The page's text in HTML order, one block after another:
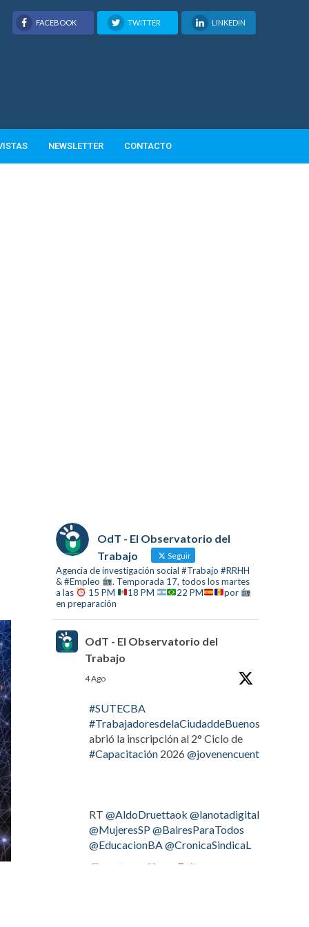
FACEBOOK TWITTER LINKEDIN
NEWSLETTER CONTACTO
OdT - El Observatorio del
Trabajo
Seguir
Agencia de investigación social #Trabajo #RRHH
& #Empleo
. Temporada 17, todos los martes
a las
15 PM 18 PM 22 PM
por
en preparación
OdT - El Observatorio del
Trabajo
4 Ago
#SUTECBA
#TrabajadoresdelaCiudaddeBuenosAires
abrió la inscripción al 2° Ciclo de
#Capacitación 2026 @jovenencuentro
RT @AldoDruettaok @lanotadigital
@MujeresSP@BairesParaTodos
@EducacionBA@CronicaSindicaL
Twitter